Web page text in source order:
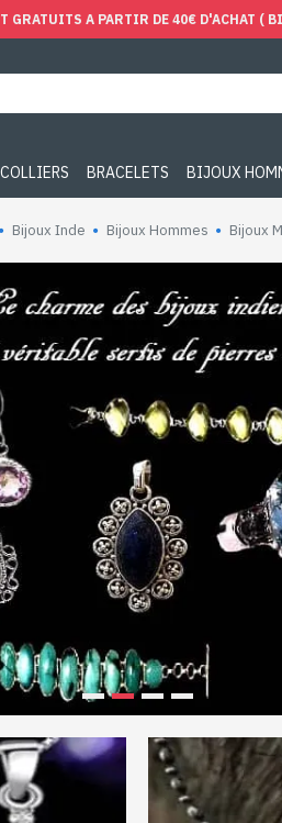
GRATUITS A PARTIR DE 40€ D'ACHAT (
COLLIERS BRACELETS BIJOUX
Bijoux Inde Bijoux Hommes Bijoux